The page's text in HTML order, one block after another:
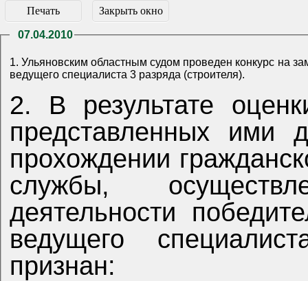
Печать Закрыть окно
07.04.2010
1. Ульяновским областным судом проведен конкурс на
ведущего специалиста 3 разряда (строителя).
2. В результате
представленных ими
прохождении
службы,
деятельности
ведущего
признан: